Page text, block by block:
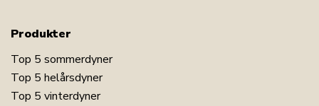
Produkter
Top 5 sommerdyner
Top 5 helårsdyner
Top 5 vinterdyner